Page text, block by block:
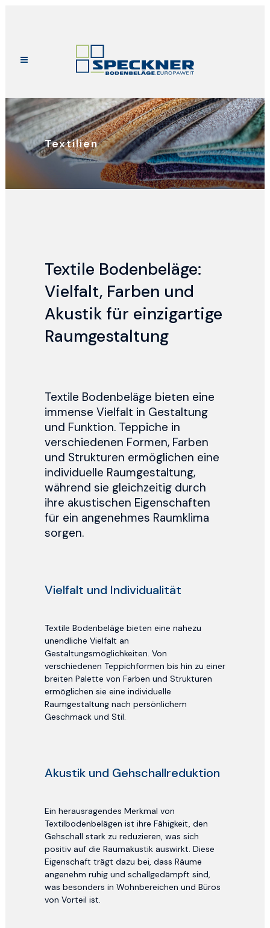
Textilien
Textile Bodenbeläge:
Vielfalt, Farben und
Akustik für einzigartige
Raumgestaltung
Textile Bodenbeläge bieten eine
immense Vielfalt in Gestaltung
und Funktion. Teppiche in
verschiedenen Formen, Farben
und Strukturen ermöglichen eine
individuelle Raumgestaltung,
während sie gleichzeitig durch
ihre akustischen Eigenschaften
für ein angenehmes Raumklima
sorgen.
Vielfalt und Individualität
Textile Bodenbeläge bieten eine nahezu
unendliche Vielfalt an
Gestaltungsmöglichkeiten. Von
verschiedenen Teppichformen bis hin zu einer
breiten Palette von Farben und Strukturen
ermöglichen sie eine individuelle
Raumgestaltung nach persönlichem
Geschmack und Stil.
Akustik und Gehschallreduktion
Ein herausragendes Merkmal von
Textilbodenbelägen ist ihre Fähigkeit, den
Gehschall stark zu reduzieren, was sich
positiv auf die Raumakustik auswirkt. Diese
Eigenschaft trägt dazu bei, dass Räume
angenehm ruhig und schallgedämpft sind,
was besonders in Wohnbereichen und Büros
von Vorteil ist.